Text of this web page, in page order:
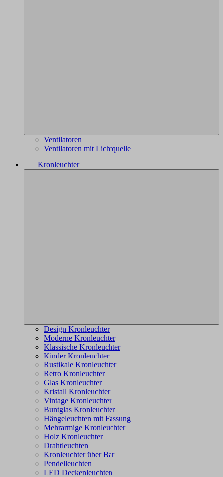
Ventilatoren
Ventilatoren mit Lichtquelle
Kronleuchter
Design Kronleuchter
Moderne Kronleuchter
Klassische Kronleuchter
Kinder Kronleuchter
Rustikale Kronleuchter
Retro Kronleuchter
Glas Kronleuchter
Kristall Kronleuchter
Vintage Kronleuchter
Buntglas Kronleuchter
Hängeleuchten mit Fassung
Mehrarmige Kronleuchter
Holz Kronleuchter
Drahtleuchten
Kronleuchter über Bar
Pendelleuchten
LED Deckenleuchten